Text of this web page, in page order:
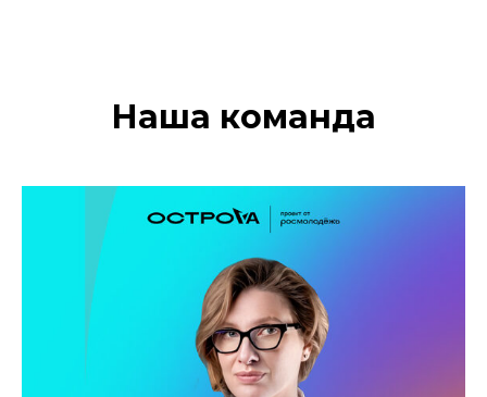
Наша команда